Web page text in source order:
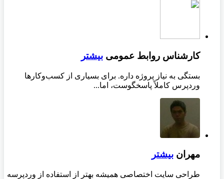
کارشناس روابط عمومی بیشتر
بستگی به نیاز پروژه داره. برای بسیاری از کسب‌وکارها
وردپرس کاملاً پاسخگوست، اما...
مهران بیشتر
طراحی سایت اختصاصی همیشه بهتر از استفاده از وردپرسه